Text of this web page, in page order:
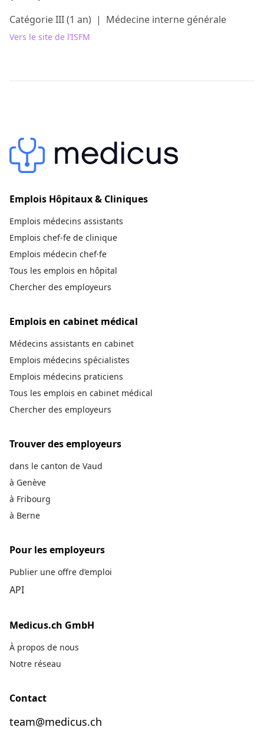
Catégorie III (1 an) | Médecine interne générale
Vers le site de l’ISFM
Emplois Hôpitaux & Cliniques
Emplois médecins assistants
Emplois chef-fe de clinique
Emplois médecin chef·fe
Tous les emplois en hôpital
Chercher des employeurs
Emplois en cabinet médical
Médecins assistants en cabinet
Emplois médecins spécialistes
Emplois médecins praticiens
Tous les emplois en cabinet médical
Chercher des employeurs
Trouver des employeurs
dans le canton de Vaud
à Genève
à Fribourg
à Berne
Pour les employeurs
Publier une offre d’emploi
API
Medicus.ch GmbH
À propos de nous
Notre réseau
Contact
team@medicus.ch